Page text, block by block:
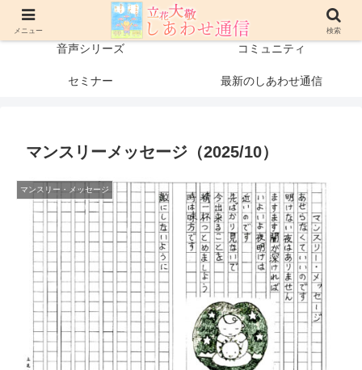
プロフィール
音声シリーズ コミュニティ
セミナー 最新のしあわせ通信
マンスリーメッセージ（2025/10）
マンスリー・メッセージ
メニュー 検索